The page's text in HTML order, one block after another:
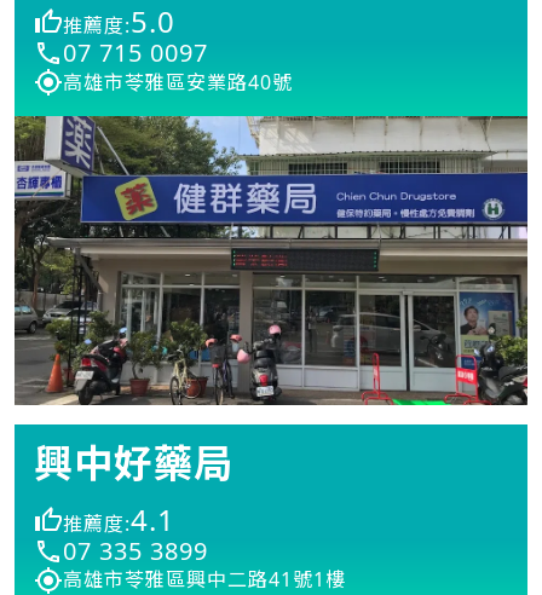
推薦度:5.0
07 715 0097
高雄市苓雅區安業路40號
興中好藥局
推薦度:4.1
07 335 3899
高雄市苓雅區興中二路41號1樓